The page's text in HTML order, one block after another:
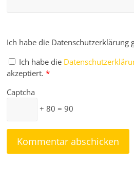
Ich habe die Datenschutzerklärung
Ich habe die
akzeptiert. *
Captcha
+ 80 = 90